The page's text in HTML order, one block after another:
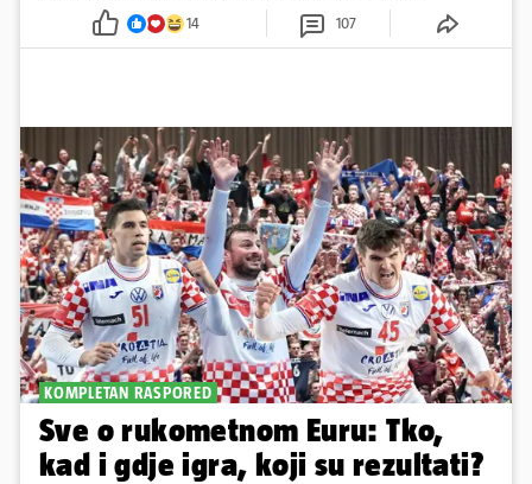
14 107
KOMPLETAN RASPORED
Sve o rukometnom Euru: Tko,
kad i gdje igra, koji su rezultati?